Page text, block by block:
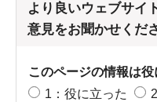
より良いウェブサイ
意見をお聞かせくだ
このページの情報は
1：役に立った